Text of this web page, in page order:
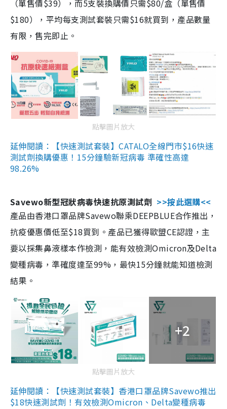
（單售價$39），而5支裝換購價只需$80/盒（單售價
$180），平均每支測試套裝只需$16就買到，產品數量
有限，售完即止。
點擊圖片放大
延伸閱讀：【快速測試套裝】CATALO全線門市$16快速
測試劑換購優惠！15分鐘驗新冠病毒 準確性高達
98.26%
Savewo新型冠狀病毒快速抗原測試劑 >>按此選購<<
產品由香港口罩品牌Savewo聯乘DEEPBLUE合作推出，
抗疫優惠價低至$18買到。產品已獲得歐盟CE認證，主
要以採集鼻液樣本作檢測，能有效檢測Omicron及Delta
變種病毒，準確度達至99%，最快15分鐘就能知道檢測
結果。
+2
點擊圖片放大
延伸閱讀：【快速測試套裝】香港口罩品牌Savewo推出
$18快速測試劑！有效檢測Omicron、Delta變種病毒